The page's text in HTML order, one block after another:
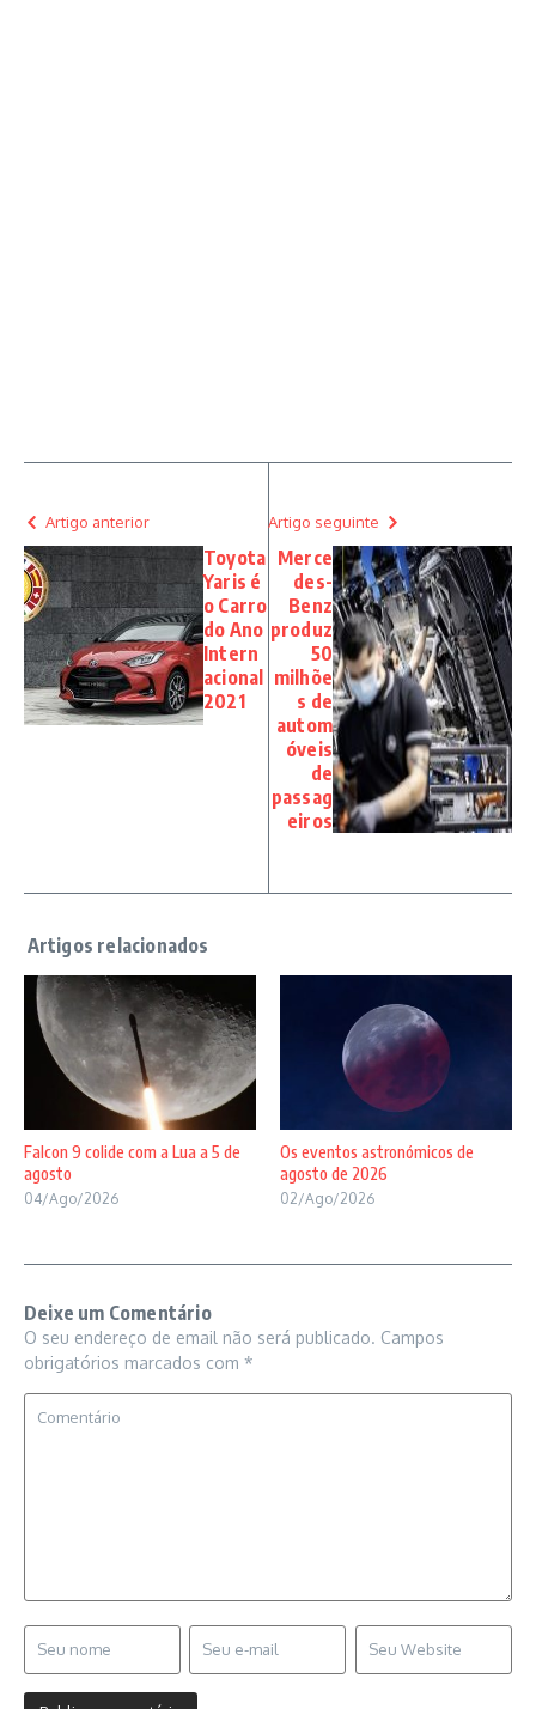
Artigo anterior
Toyota
Yaris é
o Carro
do Ano
Intern
acional
2021
Artigo seguinte
Merce
des-
Benz
produz
50
milhõe
s de
autom
óveis
de
passag
eiros
Falcon 9 colide com a Lua a 5 de
agosto
04/Ago/2026
Os eventos astronómicos de
agosto de 2026
02/Ago/2026
Deixe um Comentário
O seu endereço de email não será publicado. Campos
obrigatórios marcados com *